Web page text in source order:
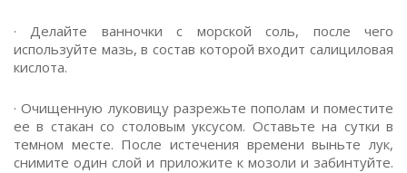
· Делайте ванночки с морской соль, после чего
используйте мазь, в состав которой входит салициловая
кислота.
· Очищенную луковицу разрежьте пополам и поместите
ее в стакан со столовым уксусом. Оставьте на сутки в
темном месте. После истечения времени выньте лук,
снимите один слой и приложите к мозоли и забинтуйте.